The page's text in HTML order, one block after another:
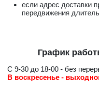
если адрес доставки
передвижения
График
С 9-30 до 18-00 - без
В воскресенье -